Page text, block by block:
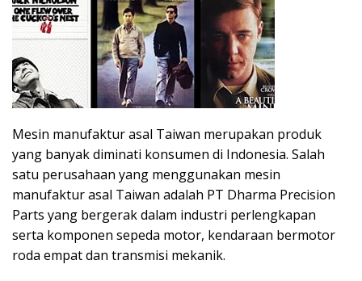
Mesin manufaktur asal Taiwan merupakan produk
yang banyak diminati konsumen di Indonesia. Salah
satu perusahaan yang menggunakan mesin
manufaktur asal Taiwan adalah PT Dharma Precision
Parts yang bergerak dalam industri perlengkapan
serta komponen sepeda motor, kendaraan bermotor
roda empat dan transmisi mekanik.